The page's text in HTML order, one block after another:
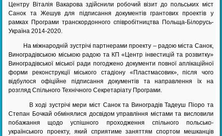
Центру Віталія Вакарова здійснили робочий візит до польських міст
Санок та Жешув для підписання документів грантових проектів у
рамках Програми транскордонного співробітництва Польща-Білорусь-
Україна 2014-2020.
На міжнародній зустрічі партнерами проекту – радою міста Санок,
Виноградівською міською радою та КП «Центр інвестицій та розвитку»
Виноградівської міської ради погоджено документи повної аплікаційної
форми реконструкції міського стадіону «Пластмасовик», після чого
відбулося офіційне підписання документів та направлення їх на
розгляд Спільного Технічного Секретаріату Програми.
В ході зустрічі мери міст Санок та Виноградів Тадеуш Піоро та
Степан Бочкай обмінялися досвідом управління містами та висловили
побажання щодо успішного проходження спільного польсько-
українського проекту, який сприятиме заняттям спортом мешканців